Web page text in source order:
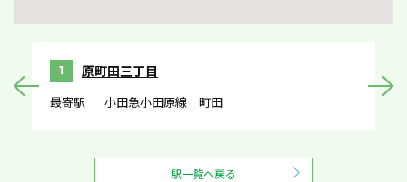
1 原町田三丁目
最寄駅 小田急小田原線 町田
駅一覧へ戻る